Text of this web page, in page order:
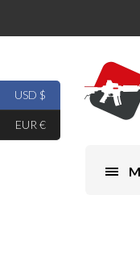
USD $
EUR €